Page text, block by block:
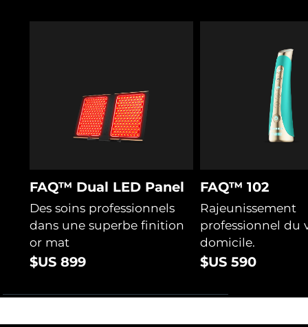
FAQ™ Dual LED Panel
Des soins professionnels
dans une superbe finition
or mat
$US 899
FAQ™ 102
Rajeunissement
professionnel du
domicile.
$US 590